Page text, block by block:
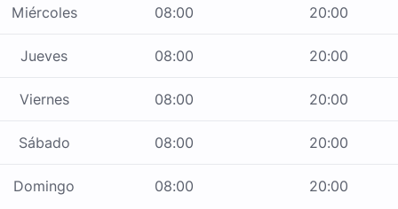
Miércoles 08:00 20:00
Jueves 08:00 20:00
Viernes 08:00 20:00
Sábado 08:00 20:00
Domingo 08:00 20:00